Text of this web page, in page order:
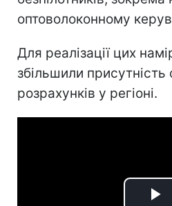
оптоволоконному
Для реалізації цих
збільшили присутність
розрахунків у регіоні.